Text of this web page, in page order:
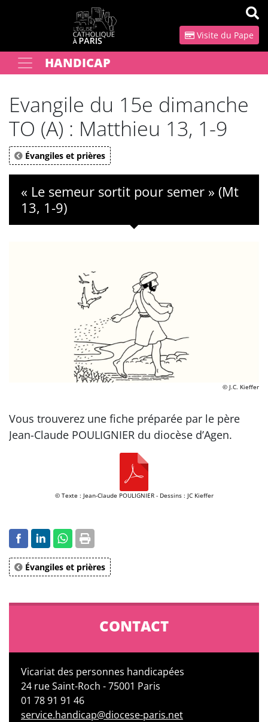
Visite du Pape
Votre rechercheHANDICAP
Evangile du 15e dimanche
TO (A) : Matthieu 13, 1-9
Évangiles et prières
« Le semeur sortit pour semer » (Mt
13, 1-9)
© J.C. Kieffer
Vous trouverez une fiche préparée par le père
Jean-Claude POULIGNIER du diocèse d’Agen.
© Texte : Jean-Claude POULIGNIER - Dessins : JC Kieffer
Évangiles et prières
CONTACT
Vicariat des personnes handicapées
24 rue Saint-Roch - 75001 Paris
01 78 91 91 46
service.handicap@diocese-paris.net
Panneau de gestion des cookies